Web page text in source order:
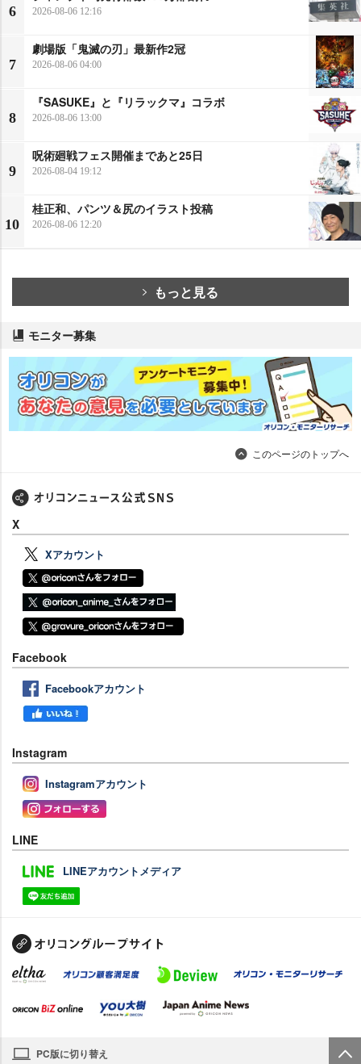
6 2026-08-06 12:16
7
劇場版「鬼滅の刃」最新作2冠
2026-08-06 04:00
8
『SASUKE』と『リラックマ』コラボ
2026-08-06 13:00
9
呪術廻戦フェス開催まであと25日
2026-08-04 19:12
10
桂正和、パンツ＆尻のイラスト投稿
2026-08-06 12:20
もっと見る
モニター募集
このページのトップへ
X
Xアカウント
Facebook
Facebookアカウント
Instagram
Instagramアカウント
LINE
LINEアカウントメディア
PC版に切り替え